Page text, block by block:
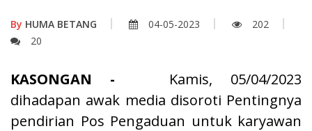
By HUMA BETANG 04-05-2023
202
20
KASONGAN -
Kamis, 05/04/2023
dihadapan awak media disoroti Pentingnya
pendirian Pos Pengaduan untuk karyawan